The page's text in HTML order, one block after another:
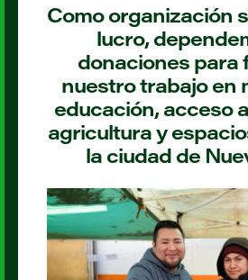
Como organización
lucro,
donaciones para
nuestro trabajo en
educación, acceso
agricultura y
la ciudad de